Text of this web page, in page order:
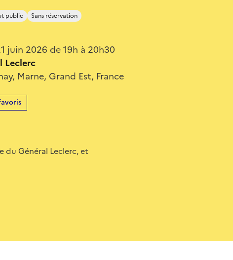
public Sans réservation
juin 2026 de 19h à 20h30
Leclerc
Marne, Grand Est, France
du Général Leclerc, et